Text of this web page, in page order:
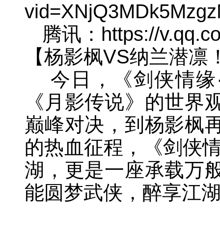
腾讯：https://
【杨影枫VS纳兰潜
今日，《剑侠情缘
《月影传说》的世
巅峰对决，到杨影枫
的热血征程，《剑侠
湖，更是一座承载万
能圆梦武侠，醉享江